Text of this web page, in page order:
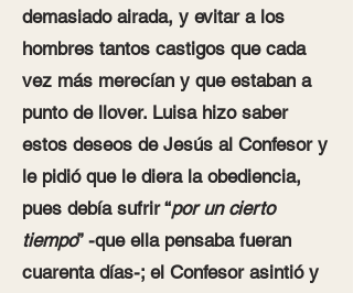
demasiado airada, y evitar a los
hombres tantos castigos que cada
vez más merecían y que estaban a
punto de llover. Luisa hizo saber
estos deseos de Jesús al Confesor y
le pidió que le diera la obediencia,
pues debía sufrir “por un cierto
tiempo” -que ella pensaba fueran
cuarenta días-; el Confesor asintió y